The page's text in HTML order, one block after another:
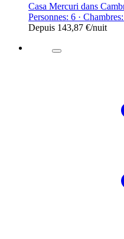
Casa Mercuri dans
Personnes: 6 ·
Depuis 143,87 €/nuit